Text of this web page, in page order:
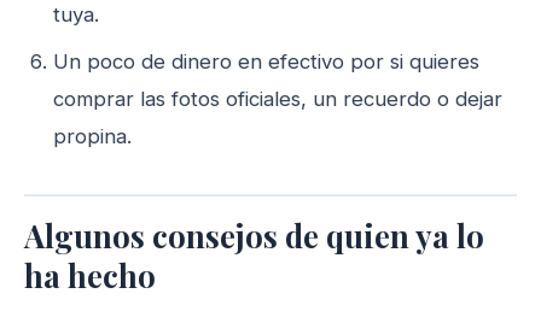
tuya.
Un poco de dinero en efectivo por si quieres
comprar las fotos oficiales, un recuerdo o dejar
propina.
Algunos consejos de quien ya lo
ha hecho